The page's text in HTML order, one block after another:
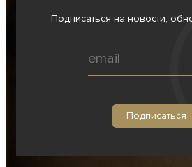
Подписаться на новости,